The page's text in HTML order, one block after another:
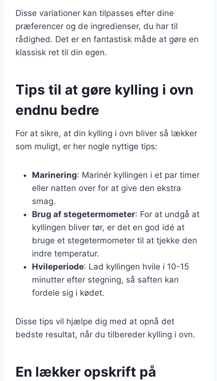
Disse variationer kan tilpasses efter dine
præferencer og de ingredienser, du har til
rådighed. Det er en fantastisk måde at gøre en
klassisk ret til din egen.
Tips til at gøre kylling i ovn
endnu bedre
For at sikre, at din kylling i ovn bliver så lækker
som muligt, er her nogle nyttige tips:
Marinering: Marinér kyllingen i et par timer
eller natten over for at give den ekstra
smag.
Brug af stegetermometer: For at undgå at
kyllingen bliver tør, er det en god idé at
bruge et stegetermometer til at tjekke den
indre temperatur.
Hvileperiode: Lad kyllingen hvile i 10-15
minutter efter stegning, så saften kan
fordele sig i kødet.
Disse tips vil hjælpe dig med at opnå det
bedste resultat, når du tilbereder kylling i ovn.
En lækker opskrift på